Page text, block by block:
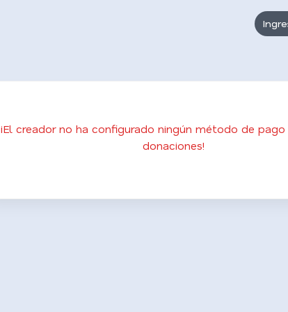
¡El creador no ha configurado ningún método de pago
donaciones!